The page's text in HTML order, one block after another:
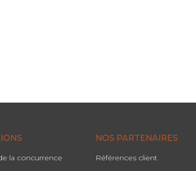
la concurrence
NOS PARTENAIRES
Références client